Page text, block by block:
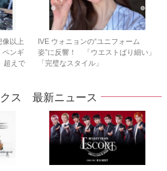
像以上
ンギ
超えで
IVE ウォニョンの“ユニフォーム
姿”に反響！ 「ウエストばり細い」
「完璧なスタイル」
クス 最新ニュース